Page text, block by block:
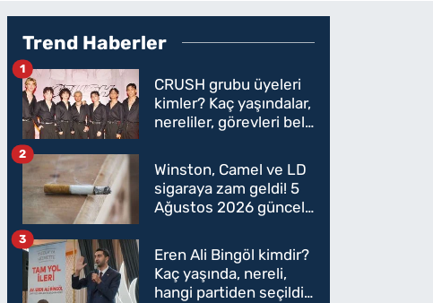
Trend Haberler
CRUSH grubu üyeleri
kimler? Kaç yaşındalar,
nereliler, görevleri belli
1
Winston, Camel ve LD
sigaraya zam geldi! 5
Ağustos 2026 güncel
oldu
2
Eren Ali Bingöl kimdir?
Kaç yaşında, nereli,
hangi partiden seçildi?
3